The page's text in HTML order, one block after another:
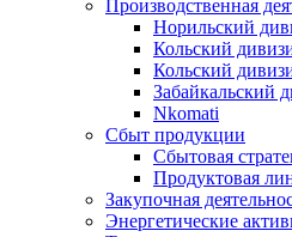
Производственная
Норильский
Кольский
Кольский
Забайкальский
Nkomati
Сбыт продукции
Сбытовая
Продуктовая
Закупочная
Энергетические